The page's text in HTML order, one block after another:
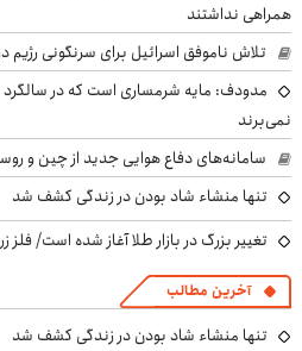
همراهی نداشتند
تلاش ناموفق اسرائیل برای سرنگونی رژیم
مدودف: مایه شرمساری است که در سالگرد
نمی‌برند
سامانه‌های دفاع هوایی جدید از چین و
تنها منشاء شاد بودن در زندگی کشف شد
تغییر بزرگ در بازار طلا آغاز شده است/
آخرین مطالب
تنها منشاء شاد بودن در زندگی کشف شد